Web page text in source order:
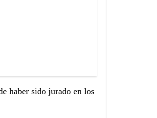
haber sido jurado en los